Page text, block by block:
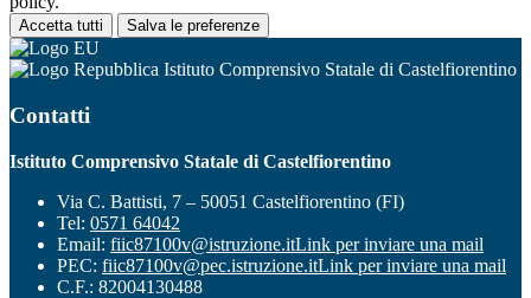
Accetta tutti Salva le preferenze
Istituto Comprensivo Statale di Castelfiorentino
Contatti
Istituto Comprensivo Statale di Castelfiorentino
Via C. Battisti, 7 – 50051 Castelfiorentino (FI)
Tel: 0571 64042
Email: fiic87100v@istruzione.itLink per inviare una mail
PEC: fiic87100v@pec.istruzione.itLink per inviare una mail
C.F.: 82004130488